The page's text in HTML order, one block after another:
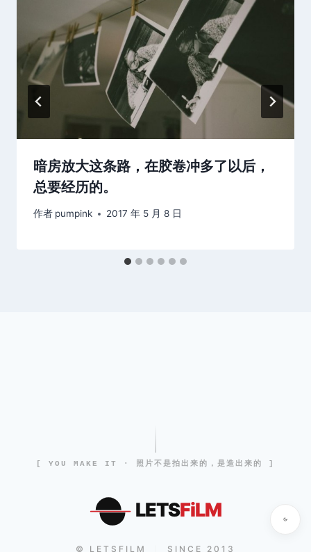
暗房放大这条路，在胶卷冲多了以后，
总要经历的。
作者 pumpink 2017 年 5 月 8 日
[ YOU MAKE IT · 照片不是拍出来的，是造出来的 ]
LETSFiLM
© LETSFILM SINCE 2013